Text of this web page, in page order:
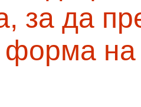
за да
форма на